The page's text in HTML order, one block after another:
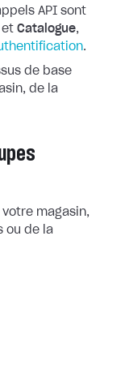
API sont
et Catalogue,
.
de base
de la
magasin,
ou de la